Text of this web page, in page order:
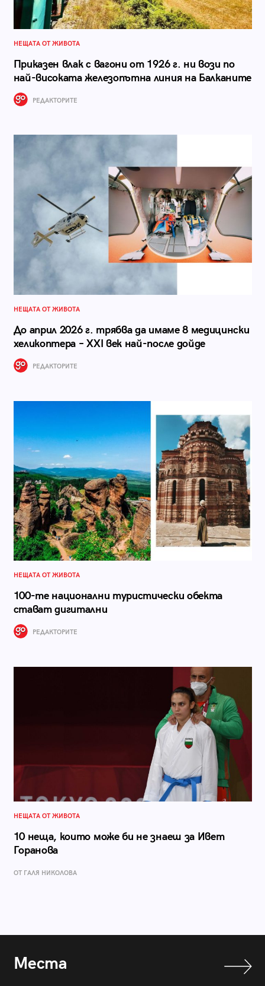
НЕЩАТА ОТ ЖИВОТА
Приказен влак с вагони от 1926 г. ни вози по
най-високата железопътна линия на Балканите
РЕДАКТОРИТЕ
НЕЩАТА ОТ ЖИВОТА
До април 2026 г. трябва да имаме 8 медицински
хеликоптера – ХХI век най-после дойде
РЕДАКТОРИТЕ
НЕЩАТА ОТ ЖИВОТА
100-те национални туристически обекта
стават дигитални
РЕДАКТОРИТЕ
НЕЩАТА ОТ ЖИВОТА
10 неща, които може би не знаеш за Ивет
Горанова
ОТ ГАЛЯ НИКОЛОВА
Места